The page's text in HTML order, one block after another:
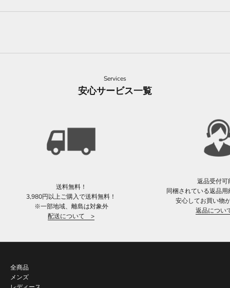
Services
安心サービス一覧
送料無料！
3,980円以上ご購入で送料無料！
※一部地域、離島は対象外
配送について >
返品受付可
同梱されている返品
安心してお買い物
返品につ
全商品
メンズ